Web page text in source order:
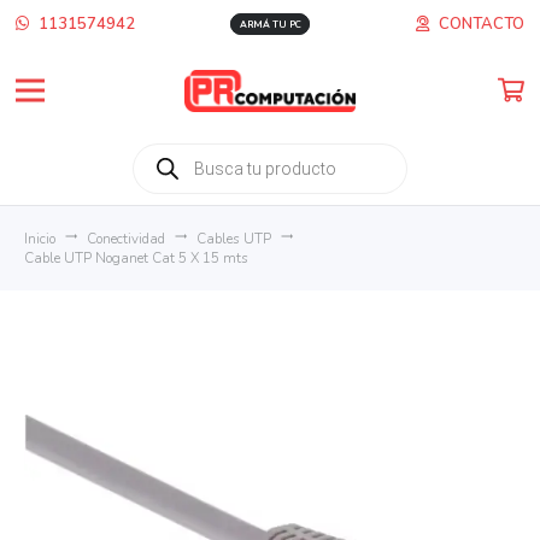
1131574942 ARMÁ TU PC CONTACTO
Búsqueda
de
productos
Inicio trending_flat Conectividad trending_flat Cables UTP trending_flat
Cable UTP Noganet Cat 5 X 15 mts